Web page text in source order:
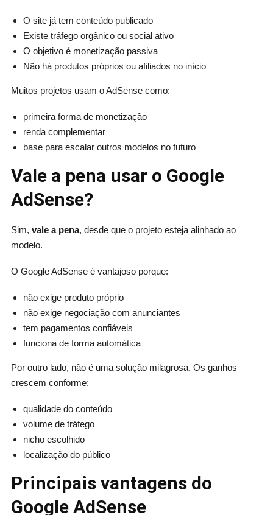
O site já tem conteúdo publicado
Existe tráfego orgânico ou social ativo
O objetivo é monetização passiva
Não há produtos próprios ou afiliados no início
Muitos projetos usam o AdSense como:
primeira forma de monetização
renda complementar
base para escalar outros modelos no futuro
Vale a pena usar o Google
AdSense?
Sim, vale a pena, desde que o projeto esteja alinhado ao
modelo.
O Google AdSense é vantajoso porque:
não exige produto próprio
não exige negociação com anunciantes
tem pagamentos confiáveis
funciona de forma automática
Por outro lado, não é uma solução milagrosa. Os ganhos
crescem conforme:
qualidade do conteúdo
volume de tráfego
nicho escolhido
localização do público
Principais vantagens do
Google AdSense